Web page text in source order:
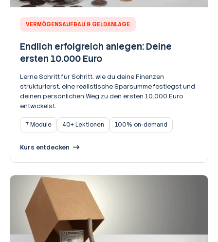
VERMÖGENSAUFBAU & GELDANLAGE
Endlich erfolgreich anlegen: Deine
ersten 10.000 Euro
Lerne Schritt für Schritt, wie du deine Finanzen
strukturierst, eine realistische Sparsumme festlegst und
deinen persönlichen Weg zu den ersten 10.000 Euro
entwickelst.
7 Module 40+ Lektionen 100% on-demand
Kurs entdecken